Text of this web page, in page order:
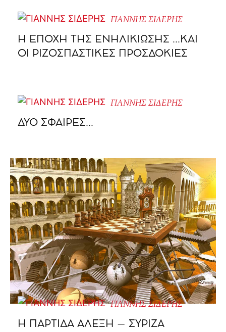
ΓΙΑΝΝΗΣ ΣΙΔΕΡΗΣ
Η ΕΠΟΧΗ ΤΗΣ ΕΝΗΛΙΚΙΩΣΗΣ …ΚΑΙ
ΟΙ ΡΙΖΟΣΠΑΣΤΙΚΕΣ ΠΡΟΣΔΟΚΙΕΣ
ΓΙΑΝΝΗΣ ΣΙΔΕΡΗΣ
ΔΥΟ ΣΦΑΙΡΕΣ…
ΓΙΑΝΝΗΣ ΣΙΔΕΡΗΣ
Η ΠΑΡΤΙΔΑ ΑΛΕΞΗ – ΣΥΡΙΖΑ